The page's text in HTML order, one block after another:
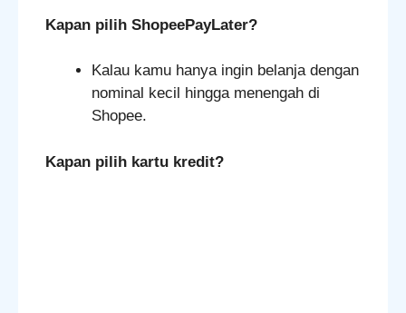
Kapan pilih ShopeePayLater?
Kalau kamu hanya ingin belanja dengan
nominal kecil hingga menengah di
Shopee.
Kapan pilih kartu kredit?